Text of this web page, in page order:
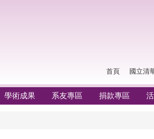
首頁 國立清
學術成果 系友專區 捐款專區